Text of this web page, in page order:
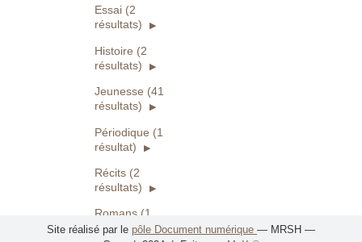
Essai (2
résultats)
Histoire (2
résultats)
Jeunesse (41
résultats)
Périodique (1
résultat)
Récits (2
résultats)
Romans (1
résultat)
Site réalisé par le pôle Document numérique — MRSH —